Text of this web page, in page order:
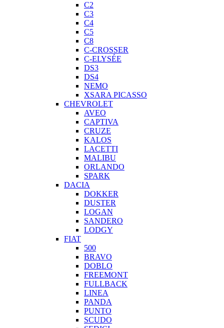
C2
C3
C4
C5
C8
C-CROSSER
C-ELYSÉE
DS3
DS4
NEMO
XSARA PICASSO
CHEVROLET
AVEO
CAPTIVA
CRUZE
KALOS
LACETTI
MALIBU
ORLANDO
SPARK
DACIA
DOKKER
DUSTER
LOGAN
SANDERO
LODGY
FIAT
500
BRAVO
DOBLO
FREEMONT
FULLBACK
LINEA
PANDA
PUNTO
SCUDO